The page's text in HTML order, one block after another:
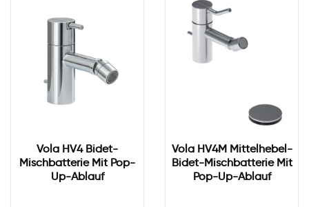
Vola HV4 Bidet-
Mischbatterie Mit Pop-
Up-Ablauf
Vola HV4M Mittelhebel-
Bidet-Mischbatterie Mit
Pop-Up-Ablauf